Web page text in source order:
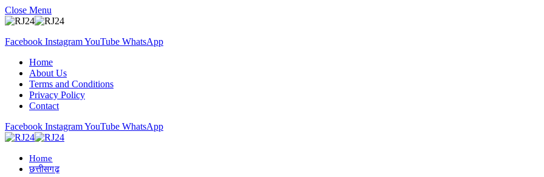
Close Menu
Facebook InstagramYouTube WhatsApp
Home
About Us
Terms and Conditions
Privacy Policy
Contact
Facebook InstagramYouTube WhatsApp
Home
छत्तीसगढ़